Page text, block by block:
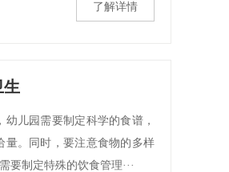
了解详情
生
儿园需要制定科学的食谱，
量。同时，要注意食物的多样
制定特殊的饮食管理···